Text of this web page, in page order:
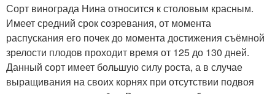
Сорт винограда Нина относится к столовым красным.
Имеет средний срок созревания, от момента
распускания его почек до момента достижения съёмной
зрелости плодов проходит время от 125 до 130 дней.
Данный сорт имеет большую силу роста, а в случае
выращивания на своих корнях при отсутствии подвоя